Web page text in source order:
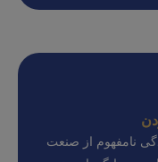
نامفهوم از صنعت